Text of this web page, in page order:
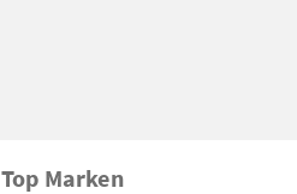
Top Marken